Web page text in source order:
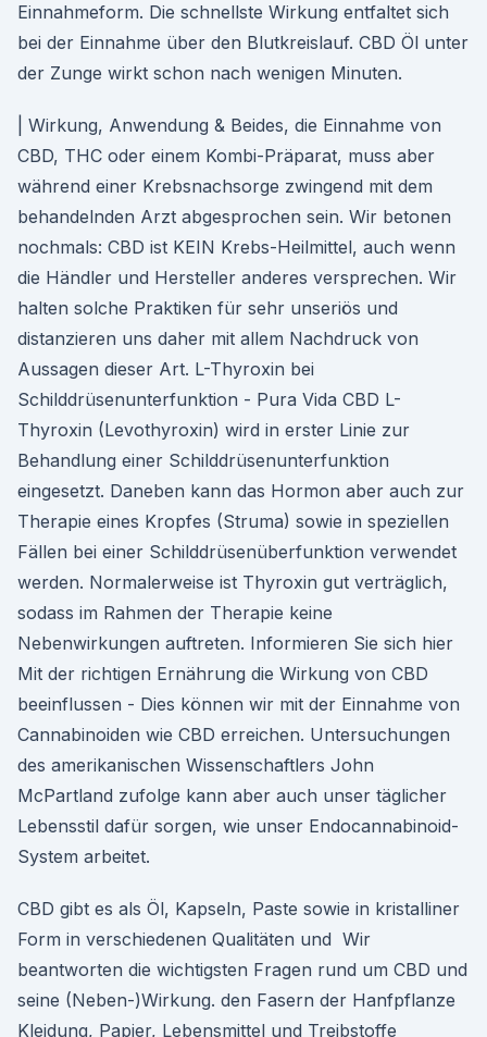
Einnahmeform. Die schnellste Wirkung entfaltet sich
bei der Einnahme über den Blutkreislauf. CBD Öl unter
der Zunge wirkt schon nach wenigen Minuten.
| Wirkung, Anwendung & Beides, die Einnahme von
CBD, THC oder einem Kombi-Präparat, muss aber
während einer Krebsnachsorge zwingend mit dem
behandelnden Arzt abgesprochen sein. Wir betonen
nochmals: CBD ist KEIN Krebs-Heilmittel, auch wenn
die Händler und Hersteller anderes versprechen. Wir
halten solche Praktiken für sehr unseriös und
distanzieren uns daher mit allem Nachdruck von
Aussagen dieser Art. L-Thyroxin bei
Schilddrüsenunterfunktion - Pura Vida CBD L-
Thyroxin (Levothyroxin) wird in erster Linie zur
Behandlung einer Schilddrüsenunterfunktion
eingesetzt. Daneben kann das Hormon aber auch zur
Therapie eines Kropfes (Struma) sowie in speziellen
Fällen bei einer Schilddrüsenüberfunktion verwendet
werden. Normalerweise ist Thyroxin gut verträglich,
sodass im Rahmen der Therapie keine
Nebenwirkungen auftreten. Informieren Sie sich hier
Mit der richtigen Ernährung die Wirkung von CBD
beeinflussen - Dies können wir mit der Einnahme von
Cannabinoiden wie CBD erreichen. Untersuchungen
des amerikanischen Wissenschaftlers John
McPartland zufolge kann aber auch unser täglicher
Lebensstil dafür sorgen, wie unser Endocannabinoid-
System arbeitet.
CBD gibt es als Öl, Kapseln, Paste sowie in kristalliner
Form in verschiedenen Qualitäten und Wir
beantworten die wichtigsten Fragen rund um CBD und
seine (Neben-)Wirkung. den Fasern der Hanfpflanze
Kleidung, Papier, Lebensmittel und Treibstoffe